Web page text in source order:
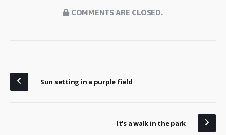
COMMENTS ARE CLOSED.
Sun setting in a purple field
It's a walk in the park